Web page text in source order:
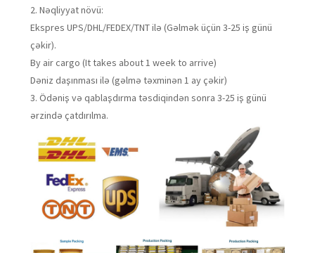
2. Nəqliyyat növü:
Ekspres UPS/DHL/FEDEX/TNT ilə (Gəlmək üçün 3-25 iş günü
çəkir).
By air cargo (It takes about 1 week to arrive)
Dəniz daşınması ilə (gəlmə təxminən 1 ay çəkir)
3. Ödəniş və qablaşdırma təsdiqindən sonra 3-25 iş günü
ərzində çatdırılma.